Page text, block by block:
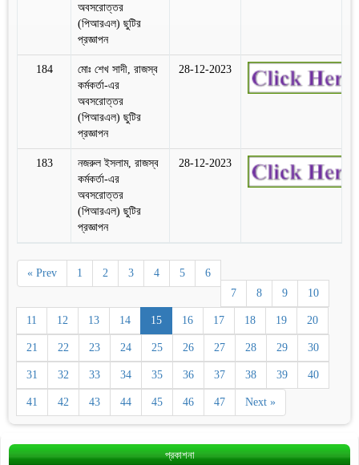
অবসরোত্তর
(পিআরএল) ছুটির
প্রজ্ঞাপন
184
মোঃ শেখ সাদী, রাজস্ব
কর্মকর্তা-এর
অবসরোত্তর
(পিআরএল) ছুটির
প্রজ্ঞাপন
28-12-2023
183
নজরুল ইসলাম, রাজস্ব
কর্মকর্তা-এর
অবসরোত্তর
(পিআরএল) ছুটির
প্রজ্ঞাপন
28-12-2023
« Prev 1 2 3 4 5
6
7
8 9 10
11 12 13 14 15 16 17 18 19 20
21 22 23 24 25 26 27 28 29 30
31 32 33 34 35 36 37 38 39 40
41 42 43 44 45 46 47 Next »
প্রকাশনা